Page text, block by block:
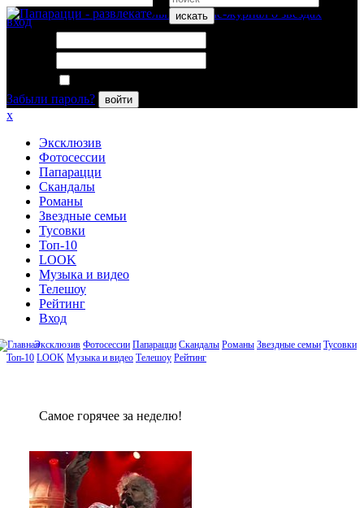
искать
вход
Забыли пароль?
войти
x
Эксклюзив
Фотосессии
Папарацци
Скандалы
Романы
Звездные семьи
Тусовки
Топ-10
LOOK
Музыка и видео
Телешоу
Рейтинг
Вход
Эксклюзив Фотосессии Папарацци Скандалы Романы Звездные семьи Тусовки
Топ-10 LOOK Музыка и видео Телешоу Рейтинг
Сaмое гoрячее за неделю!